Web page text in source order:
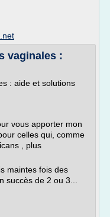
vaginales :
: aide et solutions
vous apporter mon
celles qui, comme
, plus
maintes fois des
succès de 2 ou 3...